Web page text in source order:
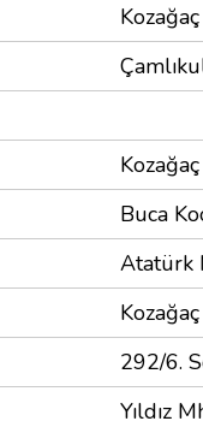
Buca
Atatürk
292/6.
Yıldız